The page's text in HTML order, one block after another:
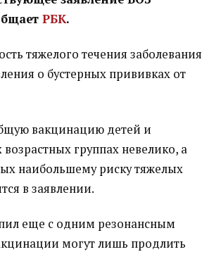
РБК.
тяжелого течения заболевания
о бустерных прививках от
вакцинацию детей и
группах невелико, а
наибольшему риску тяжелых
в заявлении.
еще с одним резонансным
могут лишь продлить